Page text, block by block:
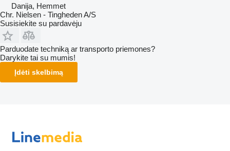
Danija, Hemmet
Chr. Nielsen - Tingheden A/S
Susisiekite su pardavėju
Parduodate techniką ar transporto priemones?
Darykite tai su mumis!
Įdėti skelbimą